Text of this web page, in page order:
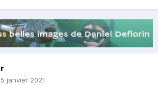
janvier 2021